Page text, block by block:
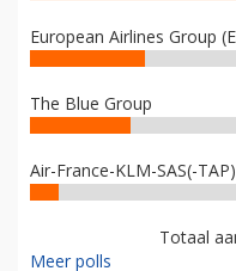
European Airlines Group
The Blue Group
Air-France-KLM-SAS(-TAP)
Totaal
Meer polls